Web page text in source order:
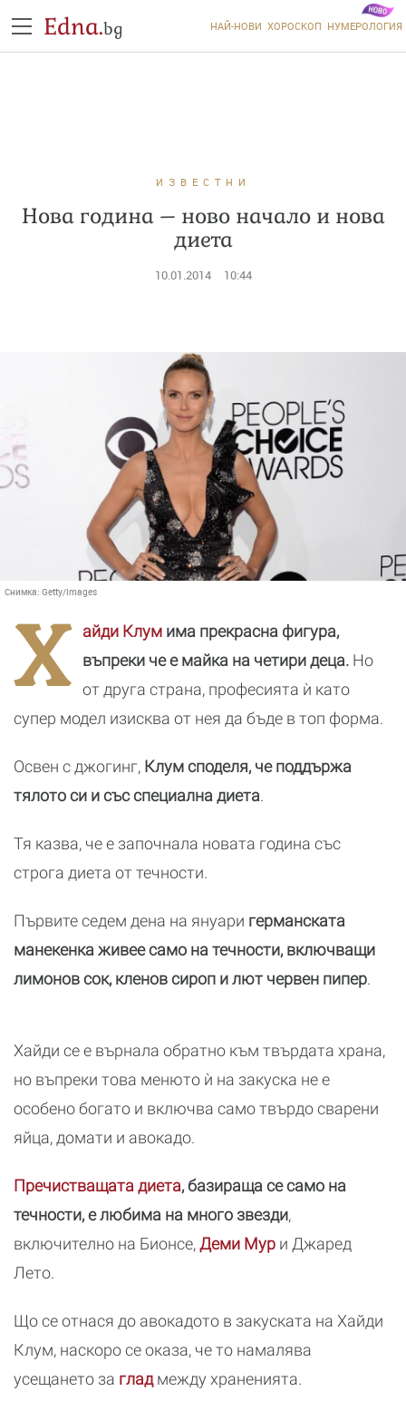
Edna.bg НАЙ-НОВИ ХОРОСКОП НУМЕРОЛОГИЯ
ИЗВЕСТНИ
Нова година – ново начало и нова
диета
10.01.2014 10:44
Снимка: Getty/Images
Х айди Клум има прекрасна фигура,
въпреки че е майка на четири деца. Но
от друга страна, професията ѝ като
супер модел изисква от нея да бъде в топ форма.
Освен с джогинг, Клум споделя, че поддържа
тялото си и със специална диета.
Тя казва, че е започнала новата година със
строга диета от течности.
Първите седем дена на януари германската
манекенка живее само на течности, включващи
лимонов сок, кленов сироп и лют червен пипер.
Хайди се е върнала обратно към твърдата храна,
но въпреки това менюто ѝ на закуска не е
особено богато и включва само твърдо сварени
яйца, домати и авокадо.
Пречистващата диета, базираща се само на
течности, е любима на много звезди,
включително на Бионсе,Деми Мур и Джаред
Лето.
Що се отнася до авокадото в закуската на Хайди
Клум, наскоро се оказа, че то намалява
усещането за гладмежду храненията.